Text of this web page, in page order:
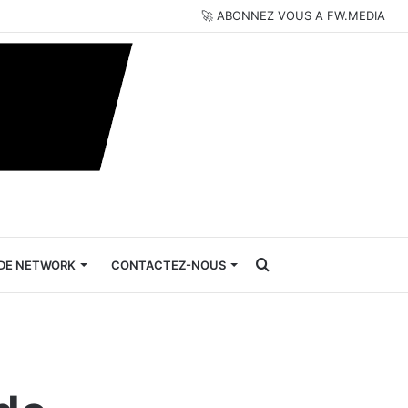
🚀 ABONNEZ VOUS A FW.MEDIA
NETWORK CONTACTEZ-NOUS Rechercher